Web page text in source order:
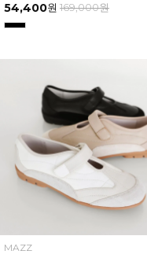
54,400원 169,000원
MAZZ